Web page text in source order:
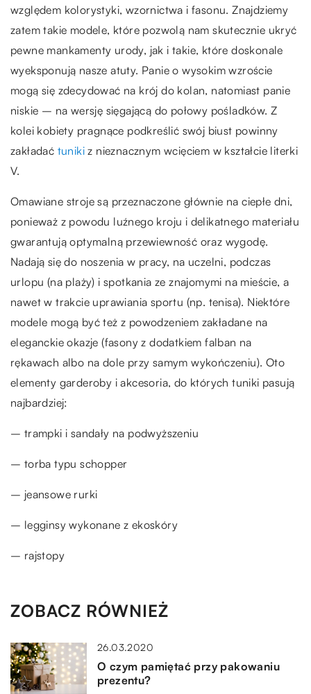
względem kolorystyki, wzornictwa i fasonu. Znajdziemy
zatem takie modele, które pozwolą nam skutecznie ukryć
pewne mankamenty urody, jak i takie, które doskonale
wyeksponują nasze atuty. Panie o wysokim wzroście
mogą się zdecydować na krój do kolan, natomiast panie
niskie – na wersję sięgającą do połowy pośladków. Z
kolei kobiety pragnące podkreślić swój biust powinny
zakładać tuniki z nieznacznym wcięciem w kształcie literki
V.
Omawiane stroje są przeznaczone głównie na ciepłe dni,
ponieważ z powodu luźnego kroju i delikatnego materiału
gwarantują optymalną przewiewność oraz wygodę.
Nadają się do noszenia w pracy, na uczelni, podczas
urlopu (na plaży) i spotkania ze znajomymi na mieście, a
nawet w trakcie uprawiania sportu (np. tenisa). Niektóre
modele mogą być też z powodzeniem zakładane na
eleganckie okazje (fasony z dodatkiem falban na
rękawach albo na dole przy samym wykończeniu). Oto
elementy garderoby i akcesoria, do których tuniki pasują
najbardziej:
– trampki i sandały na podwyższeniu
– torba typu schopper
– jeansowe rurki
– legginsy wykonane z ekoskóry
– rajstopy
ZOBACZ RÓWNIEŻ
26.03.2020
O czym pamiętać przy pakowaniu
prezentu?